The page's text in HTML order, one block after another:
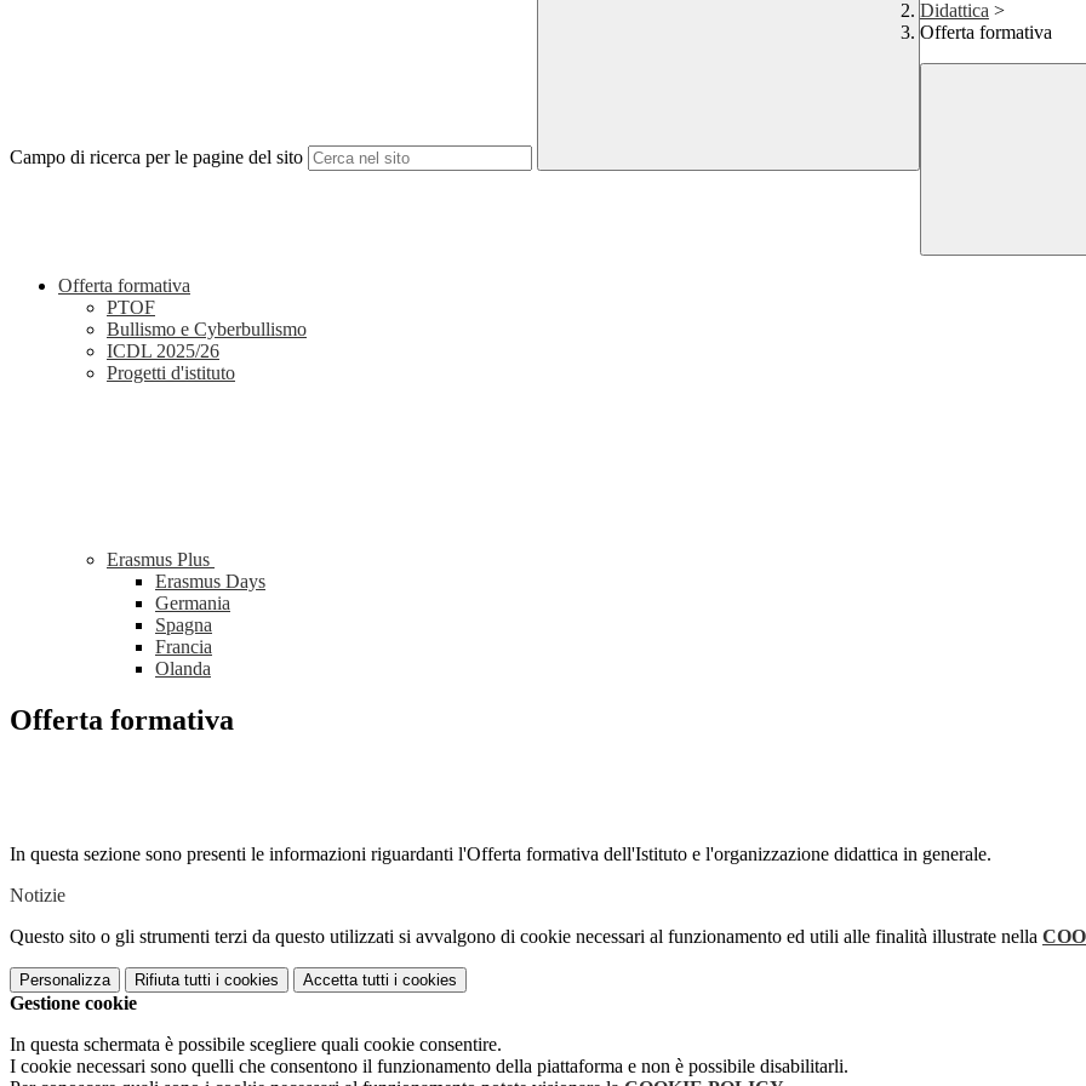
Campo di ricerca per le pagine del sito
Didattica >
Offerta formativa
Offerta formativa
PTOF
Bullismo e Cyberbullismo
ICDL 2025/26
Progetti d'istituto
Erasmus Plus
Erasmus Days
Germania
Spagna
Francia
Olanda
Offerta formativa
In questa sezione sono presenti le informazioni riguardanti l'Offerta formativa dell'Istituto e l'organizzazione didattica in generale.
Notizie
Questo sito o gli strumenti terzi da questo utilizzati si avvalgono di cookie necessari al funzionamento ed utili alle finalità illustrate nella
Personalizza Rifiuta tutti i cookies Accetta tutti i cookies
Gestione cookie
In questa schermata è possibile scegliere quali cookie consentire.
I cookie necessari sono quelli che consentono il funzionamento della piattaforma e non è possibile disabilitarli.